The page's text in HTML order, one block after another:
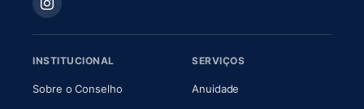
INSTITUCIONAL
Sobre o Conselho(abre em nova aba)
SERVIÇOS
Anuidade